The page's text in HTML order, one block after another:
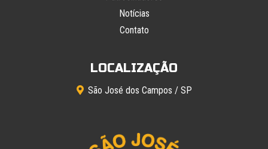
Notícias
Contato
LOCALIZAÇÃO
São José dos Campos / SP